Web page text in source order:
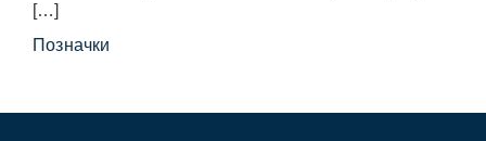
[…]
Позначки